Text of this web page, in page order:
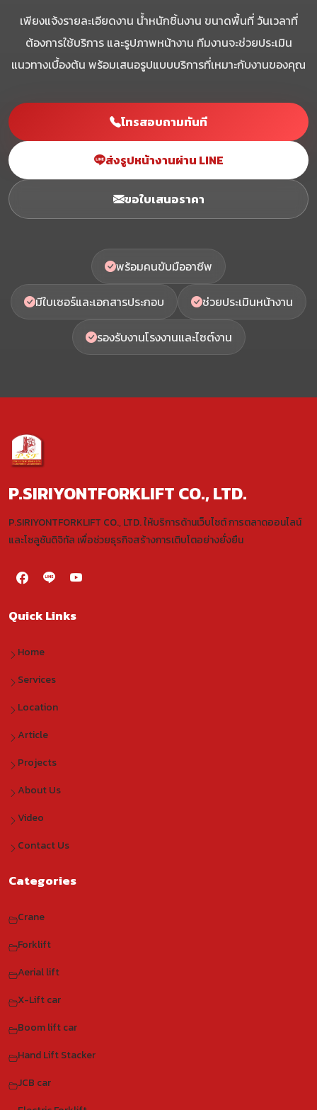
เพียงแจ้งรายละเอียดงาน น้ำหนักชิ้นงาน ขนาดพื้นที่ วันเวลาที่
ต้องการใช้บริการ และรูปภาพหน้างาน ทีมงานจะช่วยประเมิน
แนวทางเบื้องต้น พร้อมเสนอรูปแบบบริการที่เหมาะกับงานของคุณ
โทรสอบถามทันที
ส่งรูปหน้างานผ่าน LINE
ขอใบเสนอราคา
พร้อมคนขับมืออาชีพ
มีใบเซอร์และเอกสารประกอบ ช่วยประเมินหน้างาน
รองรับงานโรงงานและไซต์งาน
P.SIRIYONTFORKLIFT CO., LTD.
P.SIRIYONTFORKLIFT CO., LTD. ให้บริการด้านเว็บไซต์ การตลาดออนไลน์
และโซลูชันดิจิทัล เพื่อช่วยธุรกิจสร้างการเติบโตอย่างยั่งยืน
Quick Links
Home
Services
Location
Article
Projects
About Us
Video
Contact Us
Categories
Crane
Forklift
Aerial lift
X-Lift car
Boom lift car
Hand Lift Stacker
JCB car